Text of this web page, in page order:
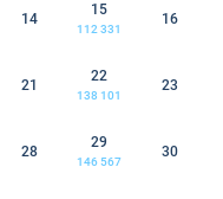
14
15
112 331
16
21
22
138 101
23
28
29
146 567
30